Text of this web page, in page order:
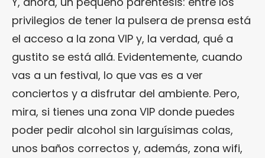
privilegios de tener la pulsera de prensa está
el acceso a la zona VIP y, la verdad, qué a
gustito se está allá. Evidentemente, cuando
vas a un festival, lo que vas es a ver
conciertos y a disfrutar del ambiente. Pero,
mira, si tienes una zona VIP donde puedes
poder pedir alcohol sin larguísimas colas,
unos baños correctos y, además, zona wifi,